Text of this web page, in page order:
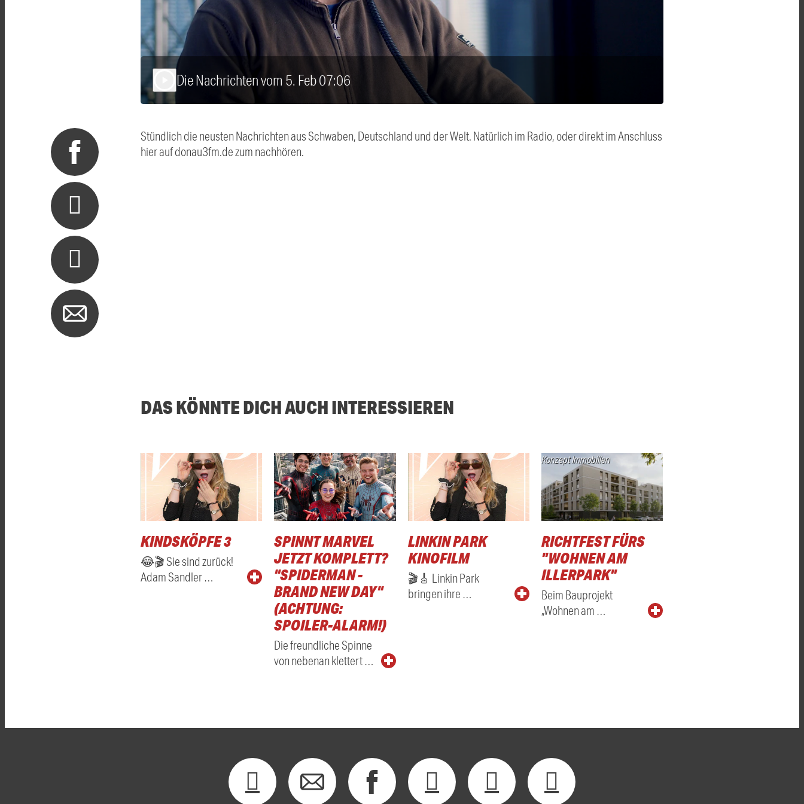
Die Nachrichten vom 5. Feb 07:06
Stündlich die neusten Nachrichten aus Schwaben, Deutschland und der Welt. Natürlich im Radio, oder direkt im Anschluss
hier auf donau3fm.de zum nachhören.
DAS KÖNNTE DICH AUCH INTERESSIEREN
KINDSKÖPFE 3
😂🎬 Sie sind zurück!
Adam Sandler …
SPINNT MARVEL
JETZT KOMPLETT?
"SPIDERMAN -
BRAND NEW DAY"
(ACHTUNG:
SPOILER-ALARM!)
Die freundliche Spinne
von nebenan klettert …
LINKIN PARK
KINOFILM
🎬🎸 Linkin Park
bringen ihre …
Konzept Immobilien
RICHTFEST FÜRS
"WOHNEN AM
ILLERPARK"
Beim Bauprojekt
„Wohnen am …